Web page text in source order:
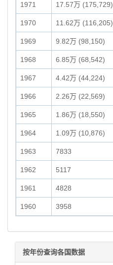
1971 17.57万 (175,729)
1970 11.62万 (116,205)
1969 9.82万 (98,150)
1968 6.85万 (68,542)
1967 4.42万 (44,224)
1966 2.26万 (22,569)
1965 1.86万 (18,550)
1964 1.09万 (10,876)
1963 7833
1962 5117
1961 4828
1960 3958
按年份查询各国数据